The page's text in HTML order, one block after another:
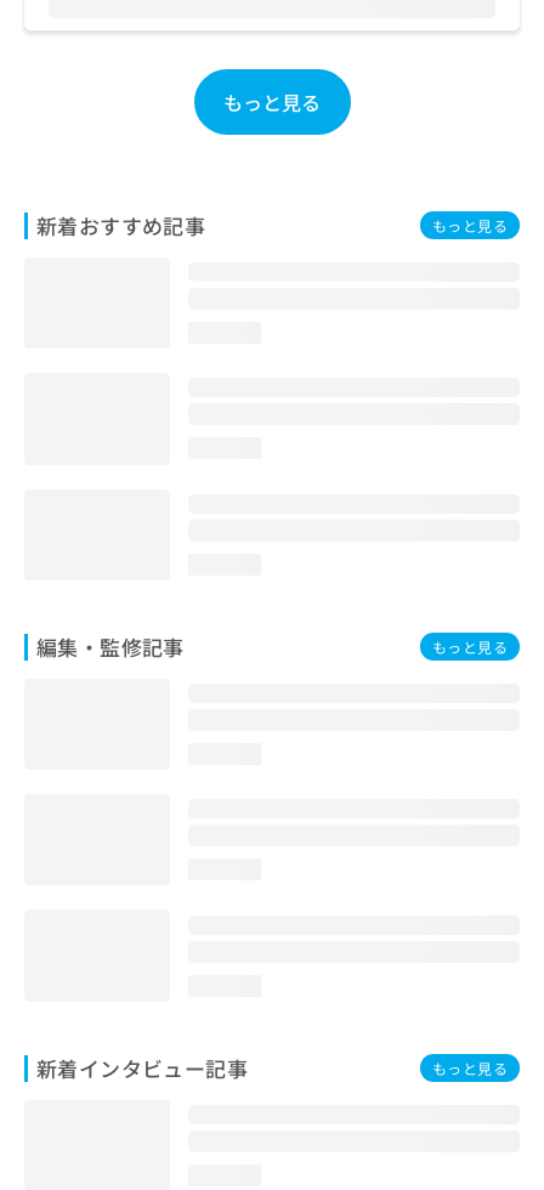
もっと見る
新着おすすめ記事 もっと見る
編集・監修記事 もっと見る
新着インタビュー記事 もっと見る
問
ち
ら